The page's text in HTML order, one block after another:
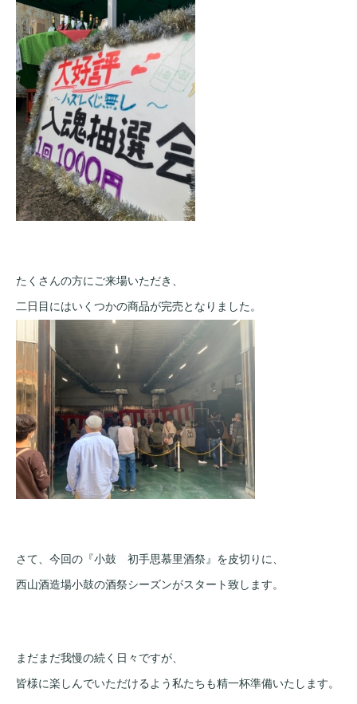
たくさんの方にご来場いただき、
二日目にはいくつかの商品が完売となりました。
さて、今回の『小鼓 初手思慕里酒祭』を皮切りに、
西山酒造場小鼓の酒祭シーズンがスタート致します。
まだまだ我慢の続く日々ですが、
皆様に楽しんでいただけるよう私たちも精一杯準備いたします。